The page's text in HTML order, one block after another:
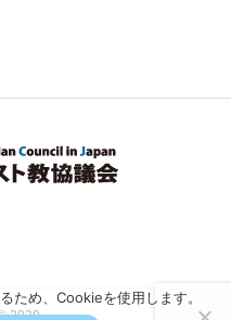
2020
ため、Cookieを使用します。